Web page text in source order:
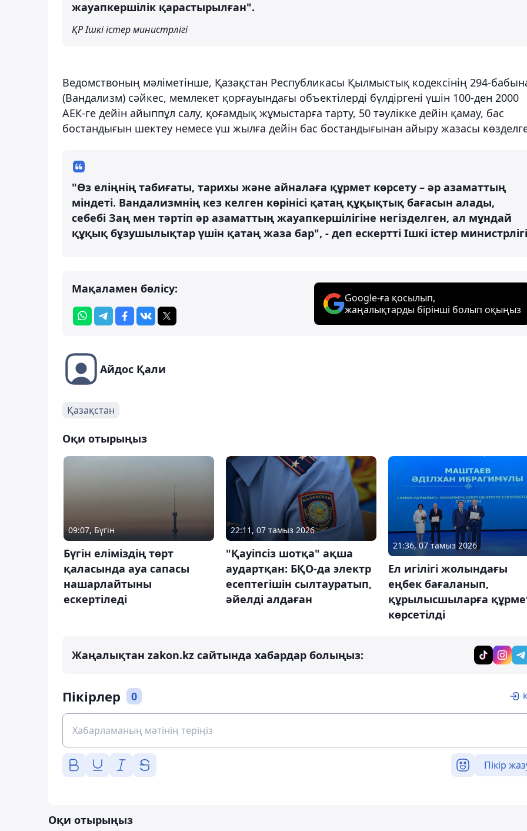
жауапкершілік қарастырылған".
ҚР Ішкі істер министрлігі
Ведомствоның мәліметінше, Қазақстан Республикасы Қылмыстық кодексінің 294-
(Вандализм) сәйкес, мемлекет қорғауындағы объектілерді бүлдіргені үшін 100-ден 2000
АЕК-ге дейін айыппұл салу, қоғамдық жұмыстарға тарту, 50 тәулікке дейін қамау, бас
бостандығын шектеу немесе үш жылға дейін бас бостандығынан айыру жазасы
"Өз еліңнің табиғаты, тарихы және айналаға құрмет көрсету – әр азаматтың
міндеті. Вандализмнің кез келген көрінісі қатаң құқықтық бағасын алады,
себебі Заң мен тәртіп әр азаматтың жауапкершілігіне негізделген, ал мұндай
құқық бұзушылықтар үшін қатаң жаза бар", - деп ескертті Ішкі істер
Мақаламен бөлісу:
Google-ға қосылып,
жаңалықтарды бірінші болып оқыңыз
Айдос Қали
Қазақстан
Оқи отырыңыз
09:07, Бүгін
Бүгін еліміздің төрт
қаласында ауа сапасы
нашарлайтыны
ескертіледі
22:11, 07 тамыз 2026
"Қауіпсіз шотқа" ақша
аудартқан: БҚО-да электр
есептегішін сылтауратып,
әйелді алдаған
21:36, 07 тамыз 2026
Ел игілігі жолындағы
еңбек бағаланып,
құрылысшыларға
көрсетілді
Жаңалықтан zakon.kz сайтында хабардар болыңыз:
Пікірлер 0
Пікір
Оқи отырыңыз